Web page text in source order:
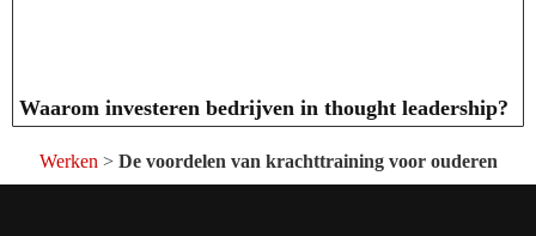
Waarom investeren bedrijven in thought leadership?
Werken > De voordelen van krachttraining voor ouderen